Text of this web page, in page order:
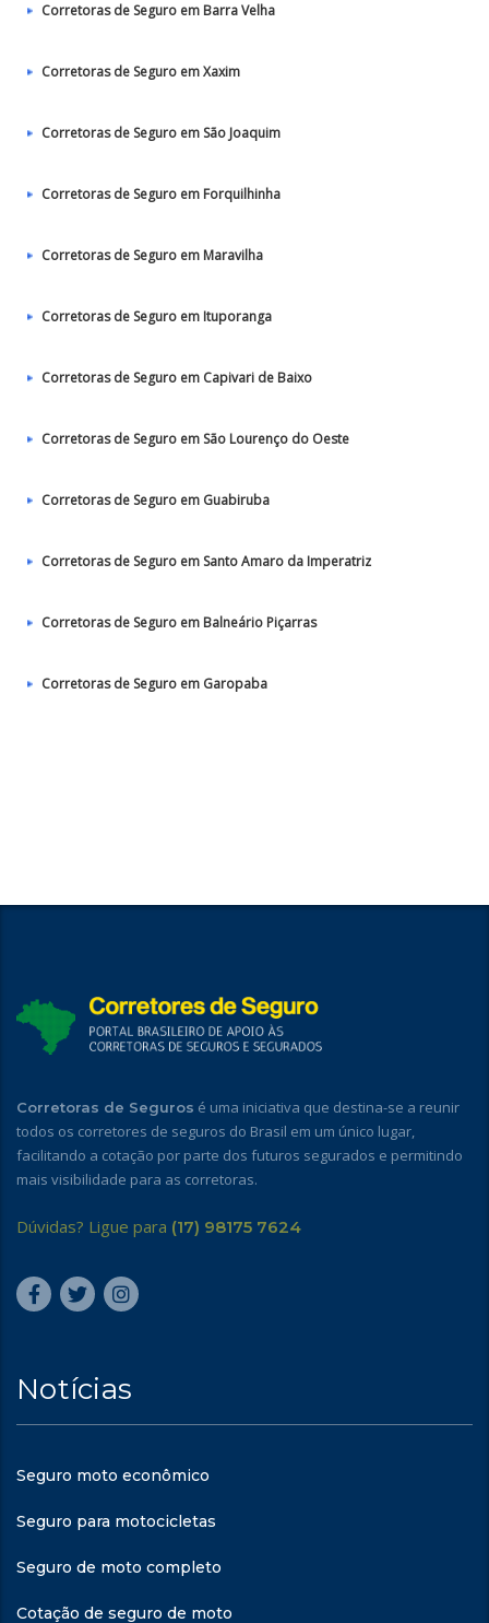
Corretoras de Seguro em Barra Velha
Corretoras de Seguro em Xaxim
Corretoras de Seguro em São Joaquim
Corretoras de Seguro em Forquilhinha
Corretoras de Seguro em Maravilha
Corretoras de Seguro em Ituporanga
Corretoras de Seguro em Capivari de Baixo
Corretoras de Seguro em São Lourenço do Oeste
Corretoras de Seguro em Guabiruba
Corretoras de Seguro em Santo Amaro da Imperatriz
Corretoras de Seguro em Balneário Piçarras
Corretoras de Seguro em Garopaba
Corretoras de Seguros é uma iniciativa que destina-se a reunir
todos os corretores de seguros do Brasil em um único lugar,
facilitando a cotação por parte dos futuros segurados e permitindo
mais visibilidade para as corretoras.
Dúvidas? Ligue para (17) 98175 7624
Notícias
Seguro moto econômico
Seguro para motocicletas
Seguro de moto completo
Cotação de seguro de moto